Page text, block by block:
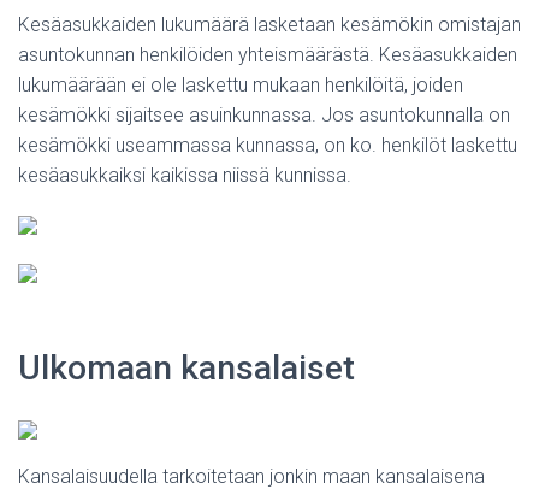
Kesäasukkaiden lukumäärä lasketaan kesämökin omistajan
asuntokunnan henkilöiden yhteismäärästä. Kesäasukkaiden
lukumäärään ei ole laskettu mukaan henkilöitä, joiden
kesämökki sijaitsee asuinkunnassa. Jos asuntokunnalla on
kesämökki useammassa kunnassa, on ko. henkilöt laskettu
kesäasukkaiksi kaikissa niissä kunnissa.
Ulkomaan kansalaiset
Kansalaisuudella tarkoitetaan jonkin maan kansalaisena